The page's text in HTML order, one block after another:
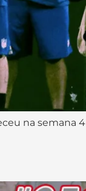
na semana 4